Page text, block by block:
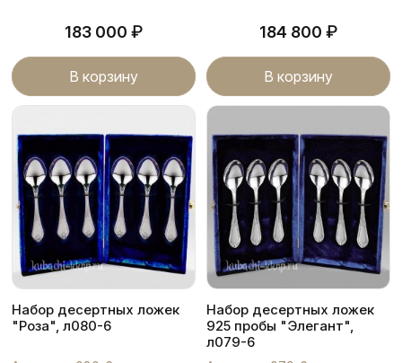
183 000 ₽
В корзину
184 800 ₽
В корзину
Набор десертных ложек
"Роза", л080-6
Набор десертных ложек
925 пробы "Элегант",
л079-6